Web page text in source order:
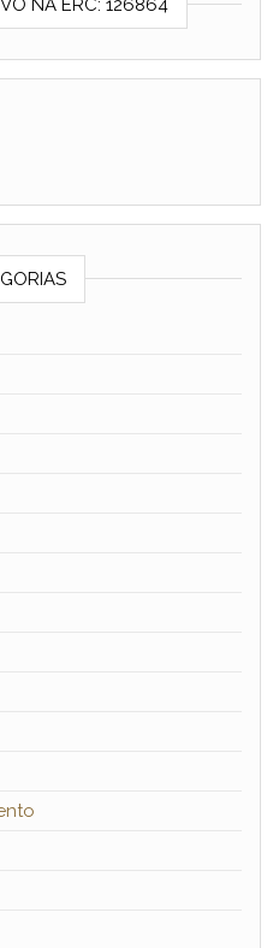
NA ERC: 126864